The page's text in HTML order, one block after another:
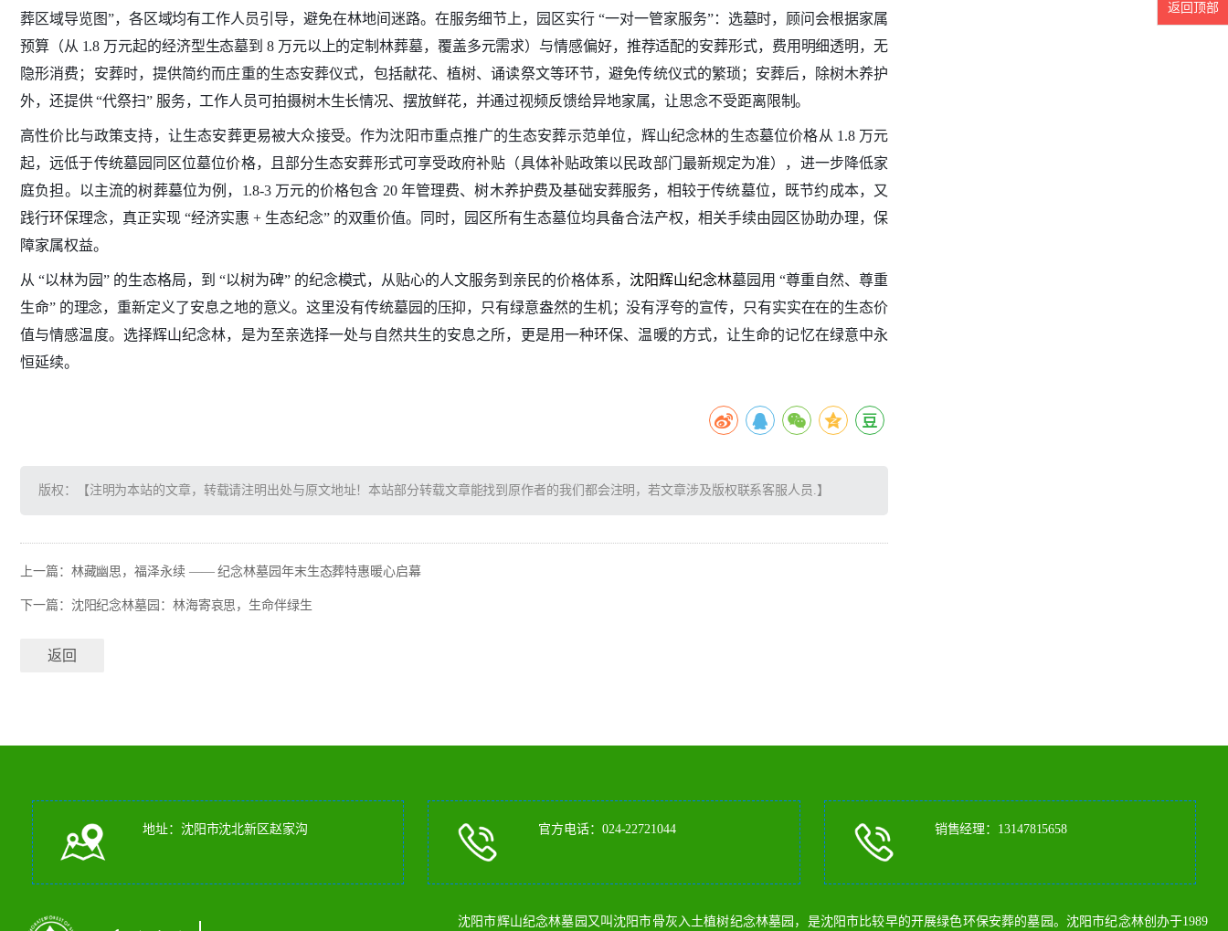
葬区域导览图”，各区域均有工作人员引导，避免在林地间迷路。在服务细节上，园区实行 “一对一管家服务”：选墓时，顾问会根据家属
预算（从 1.8 万元起的经济型生态墓到 8 万元以上的定制林葬墓，覆盖多元需求）与情感偏好，推荐适配的安葬形式，费用明细透明，无
隐形消费；安葬时，提供简约而庄重的生态安葬仪式，包括献花、植树、诵读祭文等环节，避免传统仪式的繁琐；安葬后，除树木养护
外，还提供 “代祭扫” 服务，工作人员可拍摄树木生长情况、摆放鲜花，并通过视频反馈给异地家属，让思念不受距离限制。
高性价比与政策支持，让生态安葬更易被大众接受。作为沈阳市重点推广的生态安葬示范单位，辉山纪念林的生态墓位价格从 1.8 万元
起，远低于传统墓园同区位墓位价格，且部分生态安葬形式可享受政府补贴（具体补贴政策以民政部门最新规定为准），进一步降低家
庭负担。以主流的树葬墓位为例，1.8-3 万元的价格包含 20 年管理费、树木养护费及基础安葬服务，相较于传统墓位，既节约成本，又
践行环保理念，真正实现 “经济实惠 + 生态纪念” 的双重价值。同时，园区所有生态墓位均具备合法产权，相关手续由园区协助办理，保
障家属权益。
从 “以林为园” 的生态格局，到 “以树为碑” 的纪念模式，从贴心的人文服务到亲民的价格体系， 沈阳辉山纪念林墓园用 “尊重自然、尊重
生命” 的理念，重新定义了安息之地的意义。这里没有传统墓园的压抑，只有绿意盎然的生机；没有浮夸的宣传，只有实实在在的生态价
值与情感温度。选择辉山纪念林，是为至亲选择一处与自然共生的安息之所，更是用一种环保、温暖的方式，让生命的记忆在绿意中永
恒延续。
版权：【注明为本站的文章，转载请注明出处与原文地址！本站部分转载文章能找到原作者的我们都会注明，若文章涉及版权联系客服人员.】
上一篇： 林藏幽思，福泽永续 —— 纪念林墓园年末生态葬特惠暖心启幕
下一篇： 沈阳纪念林墓园：林海寄哀思，生命伴绿生
返回
地址：沈阳市沈北新区赵家沟 官方电话：024-22721044 销售经理：13147815658
沈阳市辉山纪念林墓园又叫沈阳市骨灰入土植树纪念林墓园，是沈阳市比较早的开展绿色环保安葬的墓园。沈阳市纪念林创办于1989
返回顶部